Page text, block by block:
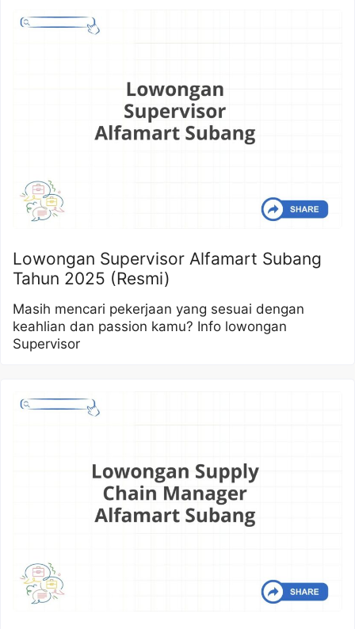
Lowongan Supervisor Alfamart Subang
Tahun 2025 (Resmi)
Masih mencari pekerjaan yang sesuai dengan
keahlian dan passion kamu? Info lowongan
Supervisor